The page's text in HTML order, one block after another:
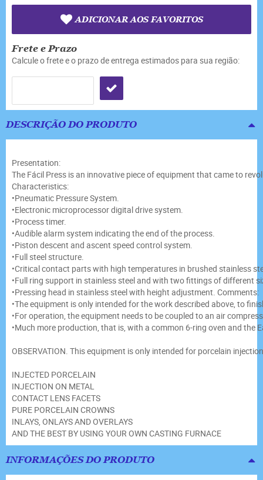
ADICIONAR AOS FAVORITOS
Frete e Prazo
Calcule o frete e o prazo de entrega estimados para sua região:
DESCRIÇÃO DO PRODUTO
Presentation:
The Fácil Press is an innovative piece of equipment that came to
Characteristics:
•Pneumatic Pressure System.
•Electronic microprocessor digital drive system.
•Process timer.
•Audible alarm system indicating the end of the process.
•Piston descent and ascent speed control system.
•Full steel structure.
•Critical contact parts with high temperatures in brushed stainless
•Full ring support in stainless steel and with two fittings of different
•Pressing head in stainless steel with height adjustment. Comments:
•The equipment is only intended for the work described above, to
•For operation, the equipment needs to be coupled to an air
•Much more production, that is, with a common 6-ring oven and
OBSERVATION. This equipment is only intended for porcelain
INJECTED PORCELAIN
INJECTION ON METAL
CONTACT LENS FACETS
PURE PORCELAIN CROWNS
INLAYS, ONLAYS AND OVERLAYS
AND THE BEST BY USING YOUR OWN CASTING FURNACE
INFORMAÇÕES DO PRODUTO